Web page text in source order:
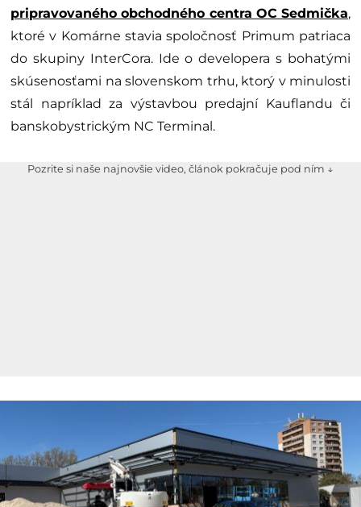
pripravovaného obchodného centra OC Sedmička,
ktoré v Komárne stavia spoločnosť Primum patriaca
do skupiny InterCora. Ide o developera s bohatými
skúsenosťami na slovenskom trhu, ktorý v minulosti
stál napríklad za výstavbou predajní Kauflandu či
banskobystrickým NC Terminal.
Pozrite si naše najnovšie video, článok pokračuje pod ním ↓